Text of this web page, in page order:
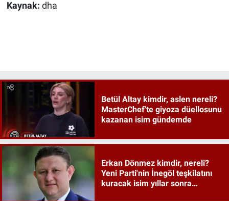
Kaynak: dha
Betül Altay kimdir, aslen nereli?
MasterChef'te giyoza düellosunu
kazanan isim gündemde
Erkan Dönmez kimdir, nereli?
Yeni Parti'nin İnegöl teşkilatını
kuracak isim yıllar sonra